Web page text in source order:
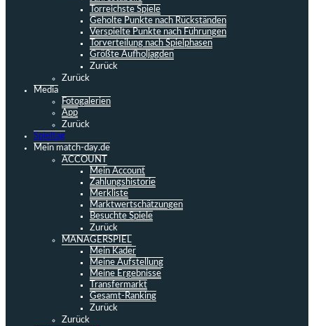
Torreichste Spiele
Geholte Punkte nach Rückständen
Verspielte Punkte nach Führungen
Torverteilung nach Spielphasen
Größte Aufholjagden
Zurück
Zurück
Media
Fotogalerien
App
Zurück
Spieltag
Mein match-day.de
ACCOUNT
Mein Account
Zahlungshistorie
Merkliste
Marktwertschätzungen
Besuchte Spiele
Zurück
MANAGERSPIEL
Mein Kader
Meine Aufstellung
Meine Ergebnisse
Transfermarkt
Gesamt-Ranking
Zurück
Zurück